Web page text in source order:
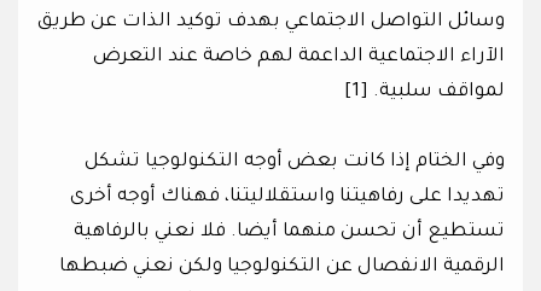
وسائل التواصل الاجتماعي بهدف توكيد الذات عن طريق
الآراء الاجتماعية الداعمة لهم خاصة عند التعرض
لمواقف سلبية. [1]
وفي الختام إذا كانت بعض أوجه التكنولوجيا تشكل
تهديدا على رفاهيتنا واستقلاليتنا، فهناك أوجه أخرى
تستطيع أن تحسن منهما أيضا. فلا نعني بالرفاهية
الرقمية الانفصال عن التكنولوجيا ولكن نعني ضبطها